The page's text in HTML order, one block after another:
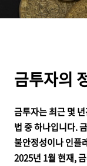
금투자의
금투자는 최근 몇
법 중 하나입니다.
불안정성이나 인플
2025년 1월 현재,